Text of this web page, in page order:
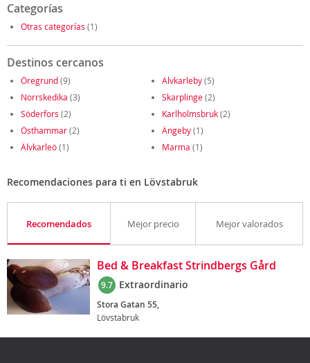
Categorías
Otras categorías (1)
Destinos cercanos
Öregrund(9) Alvkarleby(5)
Norrskedika (3) Skarplinge(2)
Söderfors (2) Karlholmsbruk(2)
Östhammar(2) Ängeby(1)
Älvkarleö(1) Marma (1)
Recomendaciones para ti en Lövstabruk
Recomendados Mejor precio Mejor valorados
Bed & Breakfast Strindbergs Gård
9.7 Extraordinario
Stora Gatan 55,
Lövstabruk